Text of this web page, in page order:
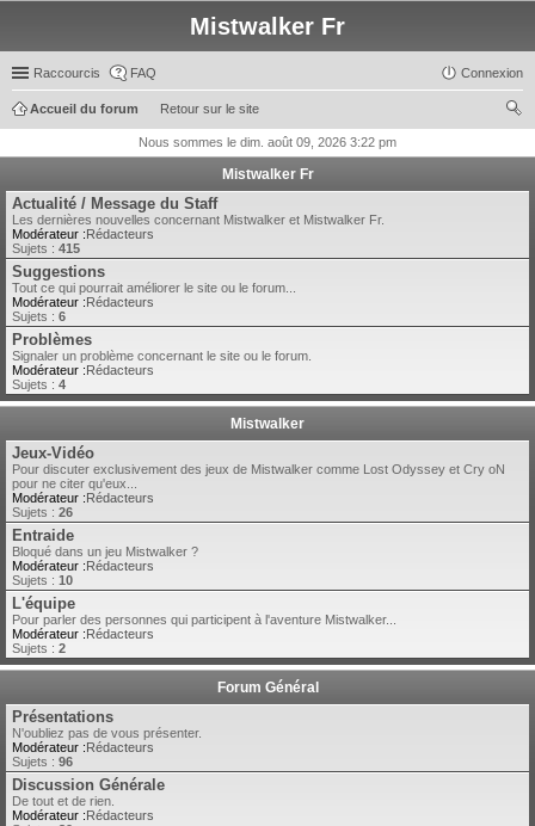
Mistwalker Fr
Raccourcis FAQ Connexion
Retour sur le site
Accueil du forum
ch
Nous sommes le dim. août 09, 2026 3:22 pm
Mistwalker Fr
Actualité / Message du Staff
Les dernières nouvelles concernant Mistwalker et Mistwalker Fr.
Modérateur :Rédacteurs
Sujets : 415
Suggestions
Tout ce qui pourrait améliorer le site ou le forum...
Modérateur :Rédacteurs
Sujets : 6
Problèmes
Signaler un problème concernant le site ou le forum.
Modérateur :Rédacteurs
Sujets : 4
Mistwalker
Jeux-Vidéo
Pour discuter exclusivement des jeux de Mistwalker comme Lost Odyssey et Cry oN
pour ne citer qu'eux...
Modérateur :Rédacteurs
Sujets : 26
Entraide
Bloqué dans un jeu Mistwalker ?
Modérateur :Rédacteurs
Sujets : 10
L'équipe
Pour parler des personnes qui participent à l'aventure Mistwalker...
Modérateur :Rédacteurs
Sujets : 2
Forum Général
Présentations
N'oubliez pas de vous présenter.
Modérateur :Rédacteurs
Sujets : 96
Discussion Générale
De tout et de rien.
Modérateur :Rédacteurs